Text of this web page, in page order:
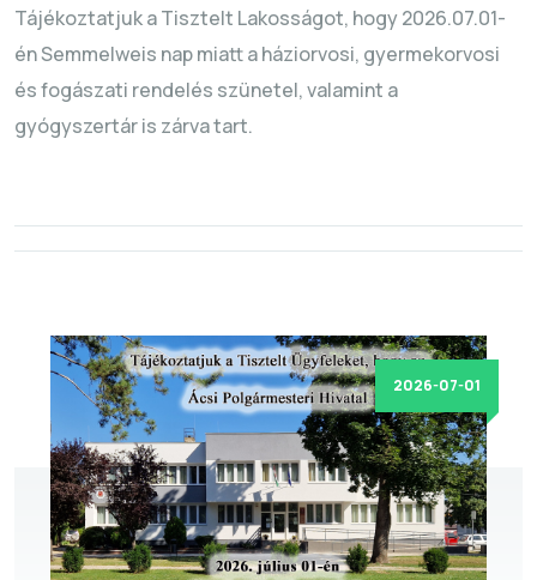
Tájékoztatjuk a Tisztelt Lakosságot, hogy 2026.07.01-
én Semmelweis nap miatt a háziorvosi, gyermekorvosi
és fogászati rendelés szünetel, valamint a
gyógyszertár is zárva tart.
2026-07-01